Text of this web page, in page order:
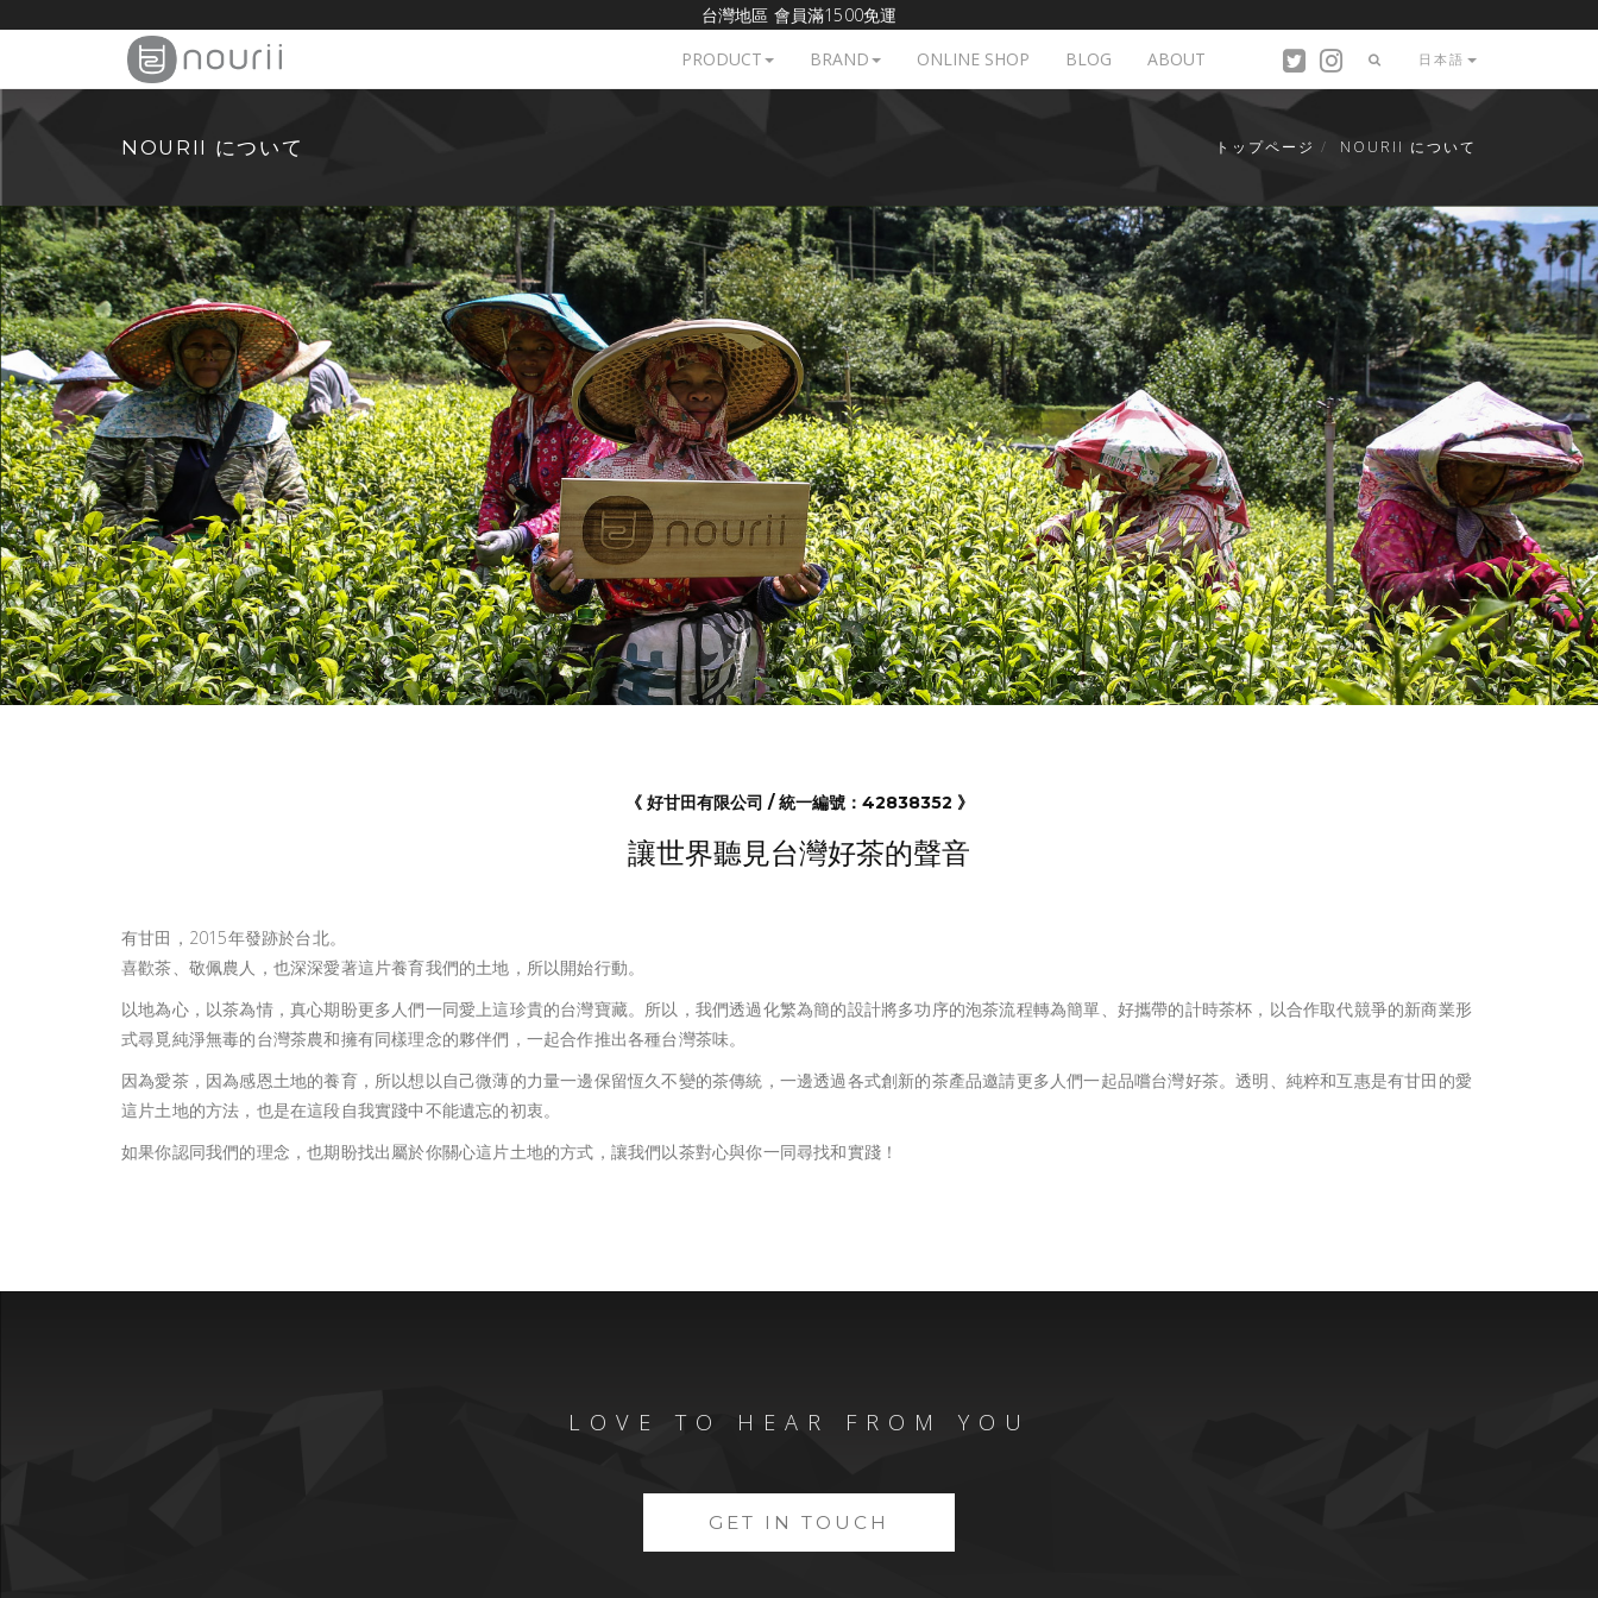
台灣地區 會員滿1500免運
PRODUCT
BRAND ONLINE SHOP BLOG ABOUT 日本語
NOURII について トップページ NOURII について
《 好甘田有限公司 / 統一編號：42838352 》
讓世界聽見台灣好茶的聲音
有甘田，2015年發跡於台北。
喜歡茶、敬佩農人，也深深愛著這片養育我們的土地，所以開始行動。
以地為心，以茶為情，真心期盼更多人們一同愛上這珍貴的台灣寶藏。所以，我們透過化繁為簡的設計將多功序的泡茶流程轉為簡單、好攜帶的計時茶杯，以合作取代競爭的新商業形
式尋覓純淨無毒的台灣茶農和擁有同樣理念的夥伴們，一起合作推出各種台灣茶味。
因為愛茶，因為感恩土地的養育，所以想以自己微薄的力量一邊保留恆久不變的茶傳統，一邊透過各式創新的茶產品邀請更多人們一起品嚐台灣好茶。透明、純粹和互惠是有甘田的愛
這片土地的方法，也是在這段自我實踐中不能遺忘的初衷。
如果你認同我們的理念，也期盼找出屬於你關心這片土地的方式，讓我們以茶對心與你一同尋找和實踐！
LOVE TO HEAR FROM YOU
GET IN TOUCH